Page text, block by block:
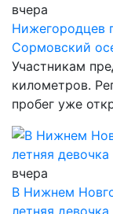
вчера
Нижегородцев
Сормовский
Участникам
километров.
пробег уже
вчера
В Нижнем
летняя девочка